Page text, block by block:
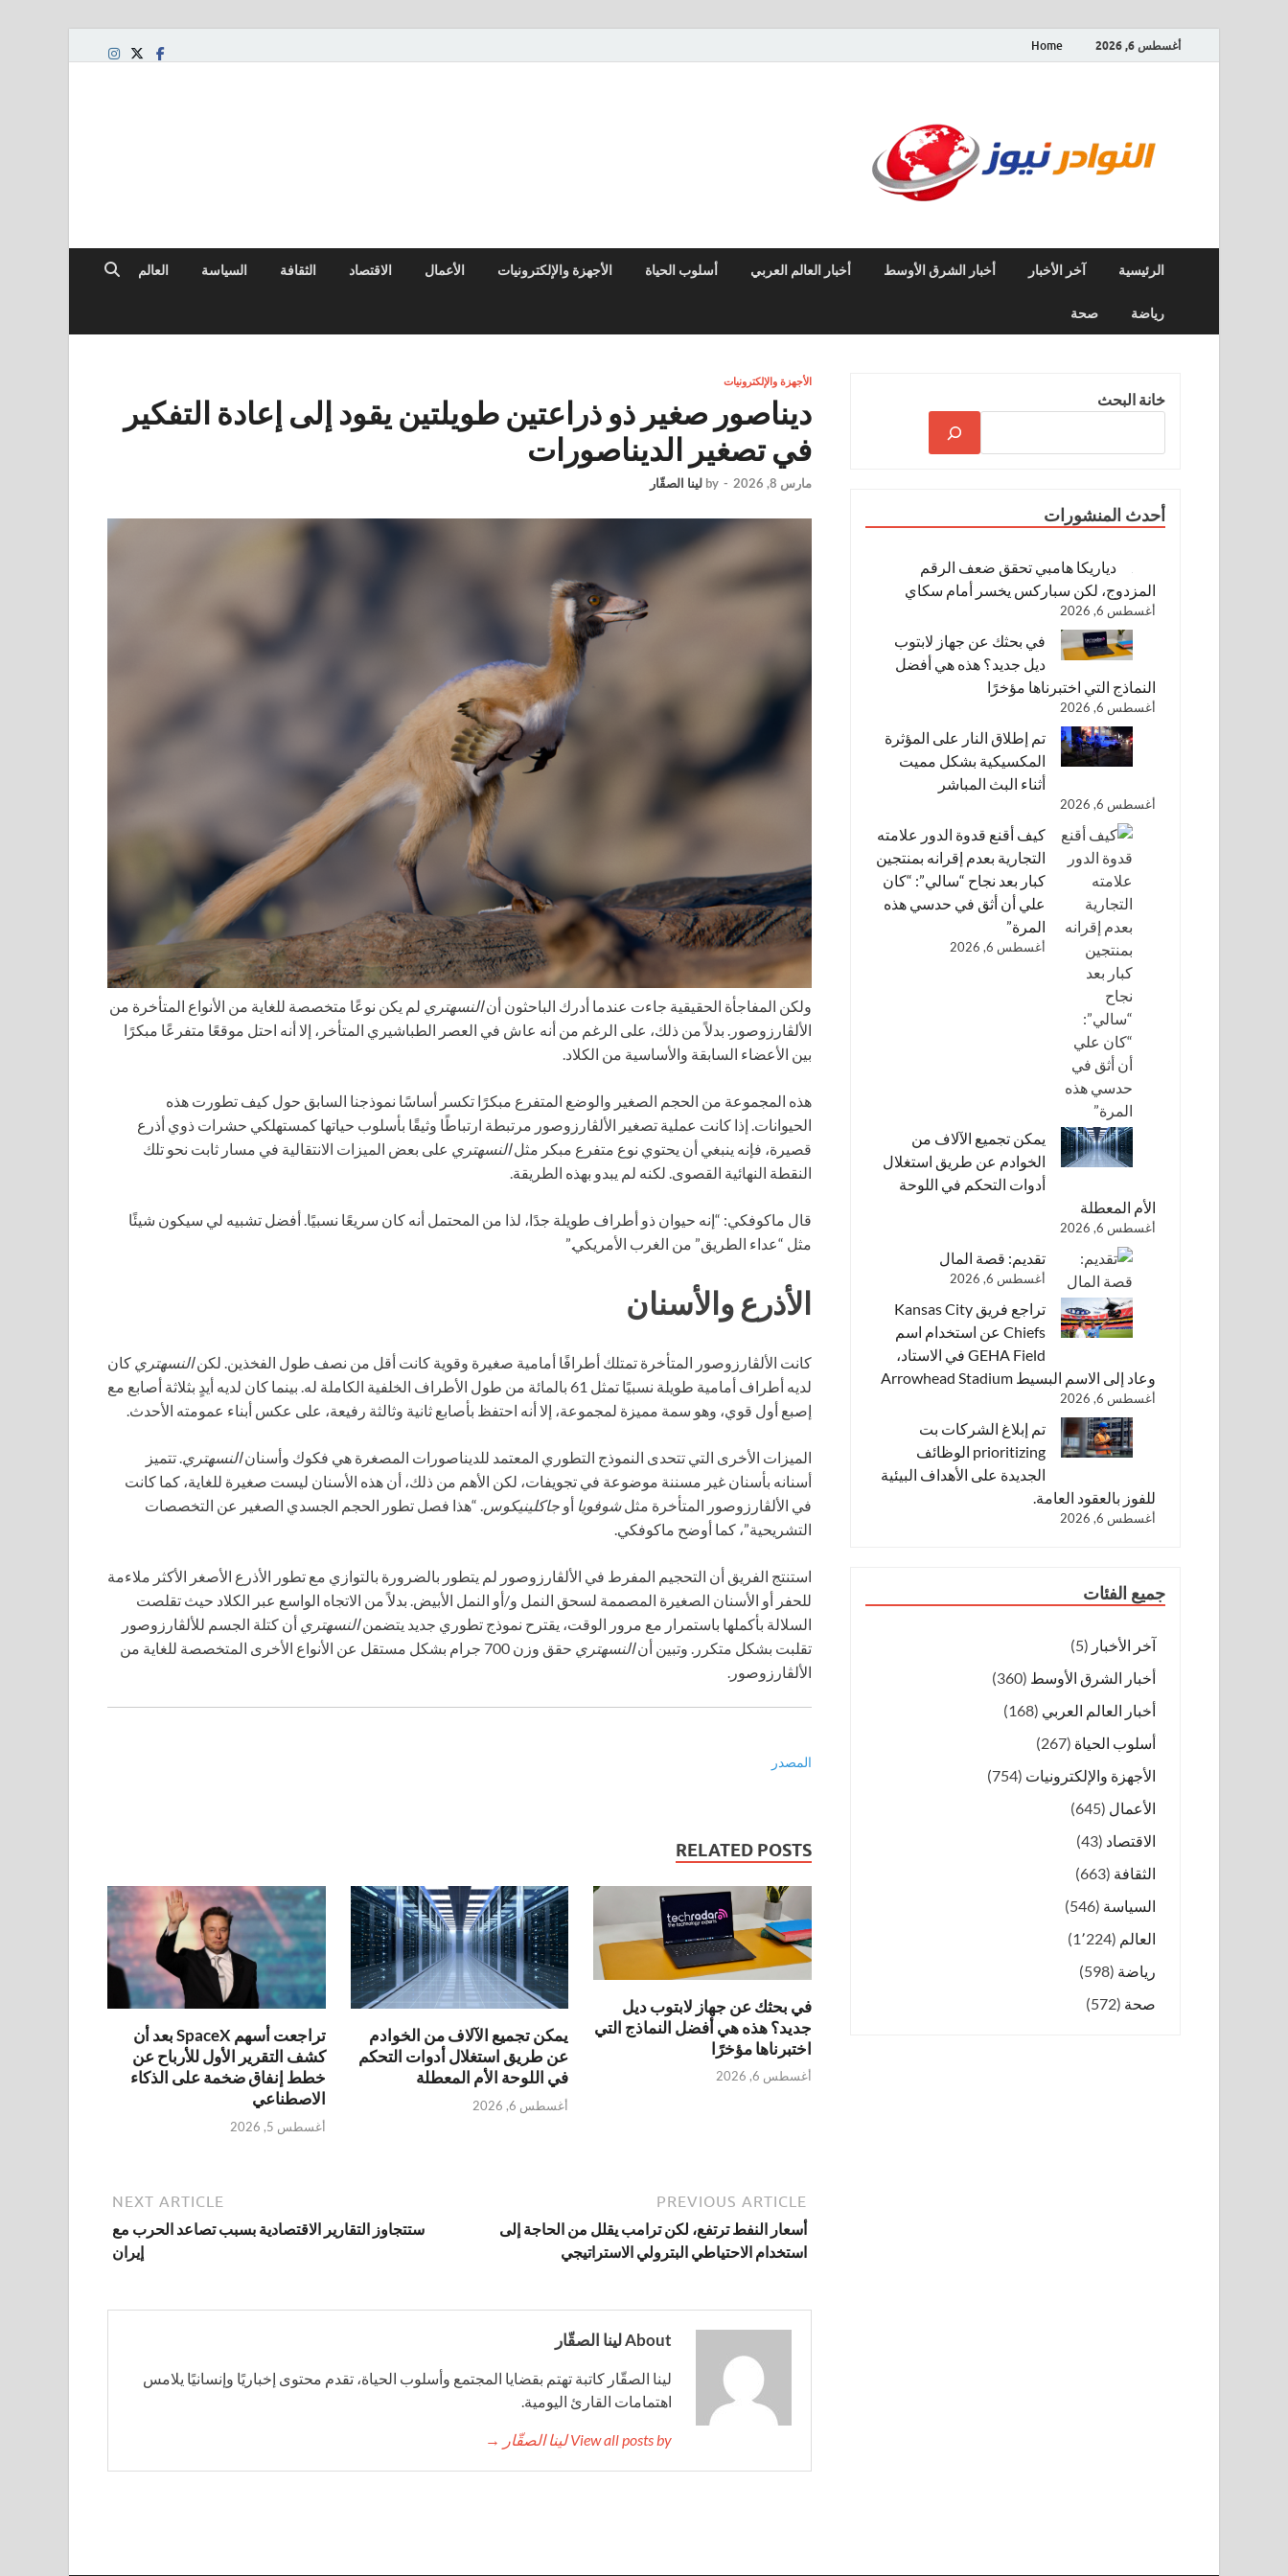
أغسطس 6, 2026 Home
الرئيسية آخر الأخبار أخبار الشرق الأوسط أخبار العالم العربي أسلوب الحياة الأجهزة والإلكترونيات الأعمال الاقتصاد الثقافة السياسة العالم
رياضة صحة
الأجهزة والإلكترونيات
ديناصور صغير ذو ذراعتين طويلتين يقود إلى إعادة التفكير
في تصغير الديناصورات
مارس 8, 2026 -
by لينا الصقّار
ولكن المفاجأة الحقيقية جاءت عندما أدرك الباحثون أنالنسهتري لم يكن نوعًا متخصصة للغاية من الأنواع المتأخرة من
الألڤارزوصور. بدلاً من ذلك، على الرغم من أنه عاش في العصر الطباشيري المتأخر، إلا أنه احتل موقعًا متفرعًا مبكرًا
بين الأعضاء السابقة والأساسية من الكلاد.
هذه المجموعة من الحجم الصغير والوضع المتفرع مبكرًا تكسر أساسًا نموذجنا السابق حول كيف تطورت هذه
الحيوانات. إذا كانت عملية تصغير الألڤارزوصور مرتبطة ارتباطًا وثيقًا بأسلوب حياتها كمستهلكي حشرات ذوي أذرع
قصيرة، فإنه ينبغي أن يحتوي نوع متفرع مبكر مثلالنسهتري على بعض الميزات الانتقالية في مسار ثابت نحو تلك
النقطة النهائية القصوى. لكنه لم يبدو بهذه الطريقة.
قال ماكوفكي: “إنه حيوان ذو أطراف طويلة جدًا، لذا من المحتمل أنه كان سريعًا نسبيًا. أفضل تشبيه لي سيكون شيئًا
مثل “عداء الطريق” من الغرب الأمريكي.”
الأذرع والأسنان
كانت الألڤارزوصور المتأخرة تمتلك أطرافًا أمامية صغيرة وقوية كانت أقل من نصف طول الفخذين. لكنالنسهتري كان
لديه أطراف أمامية طويلة نسبيًا تمثل 61 بالمائة من طول الأطراف الخلفية الكاملة له. بينما كان لديه أيدٍ بثلاثة أصابع مع
إصبع أول قوي، وهو سمة مميزة لمجموعة، إلا أنه احتفظ بأصابع ثانية وثالثة رفيعة، على عكس أبناء عمومته الأحدث.
الميزات الأخرى التي تتحدى النموذج التطوري المعتمد للديناصورات المصغرة هي فكوك وأسنانالنسهتري. تتميز
أسنانه بأسنان غير مسننة موضوعة في تجويفات، لكن الأهم من ذلك، أن هذه الأسنان ليست صغيرة للغاية، كما كانت
في الألڤارزوصور المتأخرة مثلشوفويا أو جاكلينيكوس. “هذا فصل تطور الحجم الجسدي الصغير عن التخصصات
التشريحية”، كما أوضح ماكوفكي.
استنتج الفريق أن التحجيم المفرط في الألڤارزوصور لم يتطور بالضرورة بالتوازي مع تطور الأذرع الأصغر الأكثر ملاءمة
للحفر أو الأسنان الصغيرة المصممة لسحق النمل و/أو النمل الأبيض. بدلاً من الاتجاه الواسع عبر الكلاد حيث تقلصت
السلالة بأكملها باستمرار مع مرور الوقت، يقترح نموذج تطوري جديد يتضمنالنسهتري أن كتلة الجسم للألڤارزوصور
تقلبت بشكل متكرر. وتبين أنالنسهتري
حقق وزن 700 جرام بشكل مستقل عن الأنواع الأخرى المتخصصة للغاية من
الألڤارزوصور.
المصدر
RELATED POSTS
في بحثك عن جهاز لابتوب ديل
جديد؟ هذه هي أفضل النماذج التي
اختبرناها مؤخرًا
أغسطس 6, 2026
يمكن تجميع الآلاف من الخوادم
عن طريق استغلال أدوات التحكم
في اللوحة الأم المعطلة
أغسطس 6, 2026
تراجعت أسهم SpaceX بعد أن
كشف التقرير الأول للأرباح عن
خطط إنفاق ضخمة على الذكاء
الاصطناعي
أغسطس 5, 2026
PREVIOUS ARTICLE
أسعار النفط ترتفع، لكن ترامب يقلل من الحاجة إلى
استخدام الاحتياطي البترولي الاستراتيجي
NEXT ARTICLE
ستتجاوز التقارير الاقتصادية بسبب تصاعد الحرب مع
إيران
About لينا الصقّار
لينا الصقّار كاتبة تهتم بقضايا المجتمع وأسلوب الحياة، تقدم محتوى إخباريًا وإنسانيًا يلامس
اهتمامات القارئ اليومية.
View all posts by لينا الصقّار →
خانة البحث
أحدث المنشورات
دياريكا هامبي تحقق ضعف الرقم
المزدوج، لكن سباركس يخسر أمام سكاي
أغسطس 6, 2026
في بحثك عن جهاز لابتوب
ديل جديد؟ هذه هي أفضل
النماذج التي اختبرناها مؤخرًا
أغسطس 6, 2026
تم إطلاق النار على المؤثرة
المكسيكية بشكل مميت
أثناء البث المباشر
أغسطس 6, 2026
كيف أقنع قدوة الدور علامته
التجارية بعدم إقرانه بمنتجين
كبار بعد نجاح “سالي”: “كان
علي أن أثق في حدسي هذه
المرة”
أغسطس 6, 2026
يمكن تجميع الآلاف من
الخوادم عن طريق استغلال
أدوات التحكم في اللوحة
الأم المعطلة
أغسطس 6, 2026
تقديم: قصة المال
أغسطس 6, 2026
تراجع فريق Kansas City
Chiefs عن استخدام اسم
GEHA Field في الاستاد،
وعاد إلى الاسم البسيط Arrowhead Stadium
أغسطس 6, 2026
تم إبلاغ الشركات بت
prioritizing الوظائف
الجديدة على الأهداف البيئية
للفوز بالعقود العامة.
أغسطس 6, 2026
جميع الفئات
آخر الأخبار (5)
أخبار الشرق الأوسط (360)
أخبار العالم العربي (168)
أسلوب الحياة (267)
الأجهزة والإلكترونيات (754)
الأعمال (645)
الاقتصاد (43)
الثقافة (663)
السياسة (546)
العالم (1٬224)
رياضة (598)
صحة (572)